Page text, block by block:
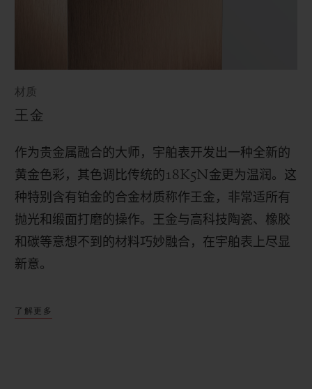
材质
王金
作为贵金属融合的大师，宇舶表开发出一种全新的
黄金色彩，其色调比传统的18K5N 金更为温润。这
种特别含有铂金的合金材质称作王金，非常适所有
抛光和缎面打磨的操作。
王金与高科技陶瓷、橡胶
和碳等意想不到的材料巧妙融合，在宇舶表上尽显
新意。
了解更多